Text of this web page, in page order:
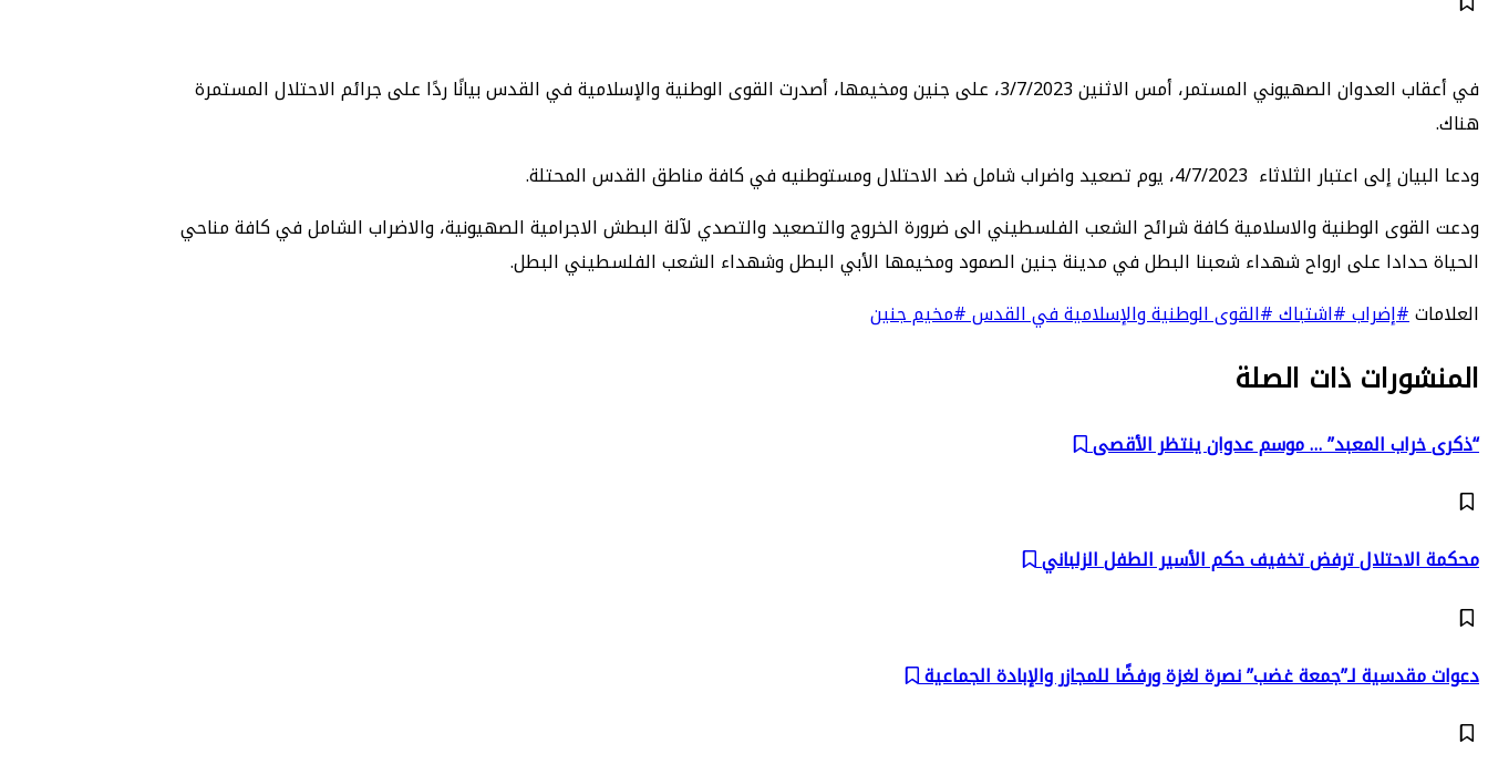
في أعقاب العدوان الصهيوني المستمر، أمس الاثنين 3/7/2023، على جنين ومخيمها، أصدرت القوى الوطنية والإسلامية في القدس بيانًا ردًا على جرائم الاحتلال المستمرة
هناك.
ودعا البيان إلى اعتبار الثلاثاء 4/7/2023، يوم تصعيد واضراب شامل ضد الاحتلال ومستوطنيه في كافة مناطق القدس المحتلة.
ودعت القوى الوطنية والاسلامية كافة شرائح الشعب الفلسطيني الى ضرورة الخروج والتصعيد والتصدي لآلة البطش الاجرامية الصهيونية، والاضراب الشامل في كافة مناحي
الحياة حدادا على ارواح شهداء شعبنا البطل في مدينة جنين الصمود ومخيمها الأبي البطل وشهداء الشعب الفلسطيني البطل.
العلامات#إضراب#اشتباك#القوى الوطنية والإسلامية في القدس#مخيم جنين
المنشورات ذات الصلة
“ذكرى خراب المعبد” … موسم عدوان ينتظر الأقصى
محكمة الاحتلال ترفض تخفيف حكم الأسير الطفل الزلباني
دعوات مقدسية لـ”جمعة غضب” نصرة لغزة ورفضًا للمجازر والإبادة الجماعية